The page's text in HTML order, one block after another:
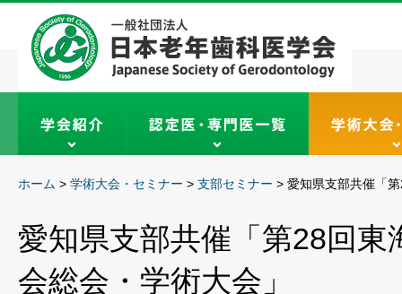
ホーム > 学術大会・セミナー > 支部セミナー > 愛知県支部共催「
愛知県支部共催「第28回東
会総会・学術大会」